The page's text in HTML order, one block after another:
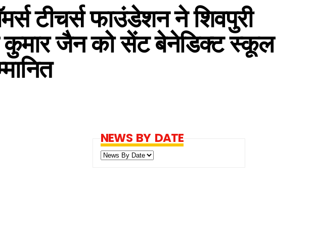
टीचर्स फाउंडेशन ने शिवपुरी
कुमार जैन को सेंट बेनेडिक्ट स्कूल
NEWS BY DATE